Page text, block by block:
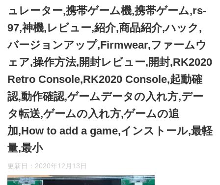
ュレーター,携帯ゲーム機,携帯ゲーム,rs-
97,神機,レビュー,紹介,商品紹介,ハック,
バージョンアップ,Firmwear,ファームウ
ェア,操作方法,開封レビュー,開封,RK2020
Retro Console,RK2020 Console,起動確
認,動作確認,ゲームデータの入れ方,デー
タ転送,ゲームの入れ方,ゲームの追
加,How to add a game,インストール,最軽
量,最小
更新日： 2020年12月13日